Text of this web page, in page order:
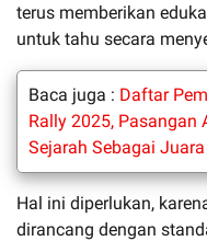
terus memberikan
untuk tahu secara
Baca juga : Daftar
Rally 2025,
Sejarah Sebagai
Hal ini diperlukan,
dirancang dengan